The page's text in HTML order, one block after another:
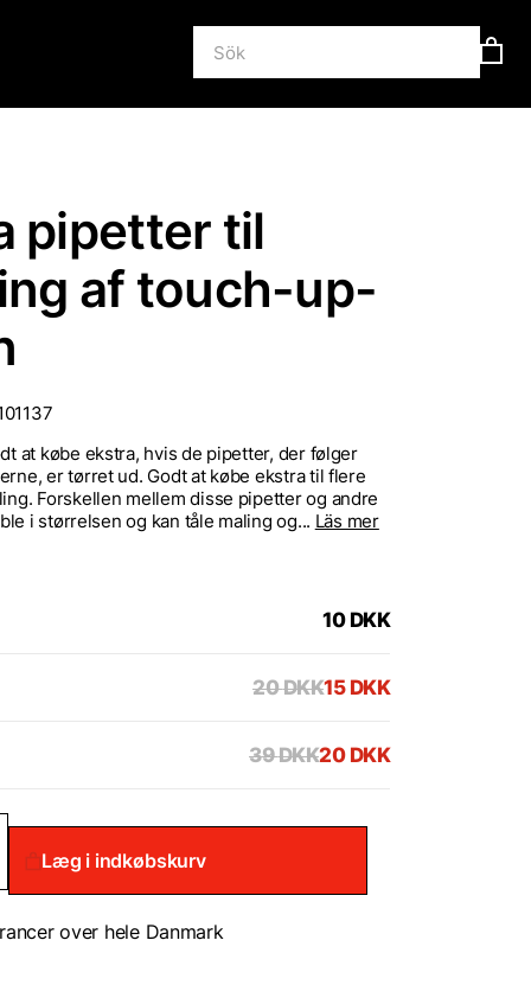
pipetter til
af touch-up-
at købe ekstra, hvis de pipetter, der følger
er tørret ud. Godt at købe ekstra til flere
Forskellen mellem disse pipetter og andre
i størrelsen og kan tåle maling og... Läs mer
10 DKK
20DKK15 DKK
39DKK20 DKK
Læg i indkøbskurv
over hele Danmark